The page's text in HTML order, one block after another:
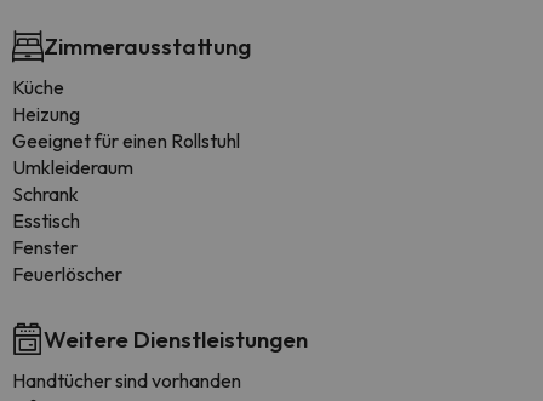
Zimmerausstattung
Küche
Heizung
Geeignet für einen Rollstuhl
Umkleideraum
Schrank
Esstisch
Fenster
Feuerlöscher
Weitere Dienstleistungen
Handtücher sind vorhanden